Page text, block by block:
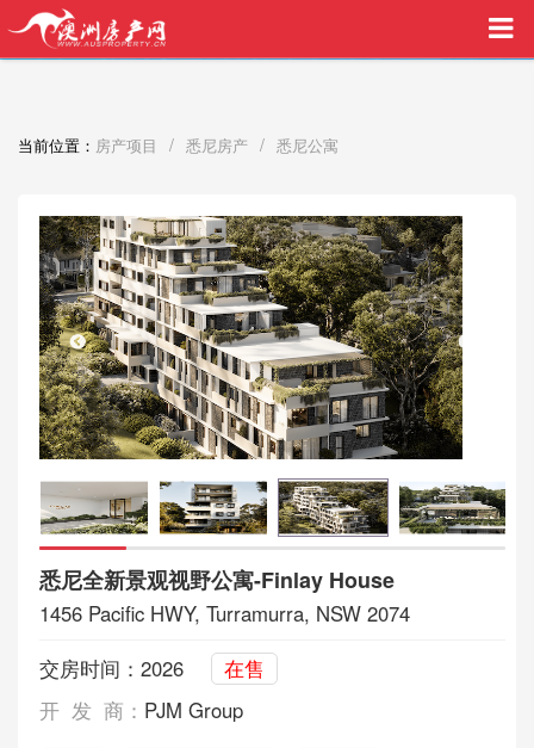
买家中介VIP服务，助您安心购房
当前位置： 房产项目 / 悉尼房产 / 悉尼公寓
悉尼全新景观视野公寓-Finlay House
1456 Pacific HWY, Turramurra, NSW 2074
交房时间：2026
在售
开 发 商： PJM Group